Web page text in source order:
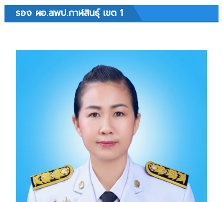
รอง ผอ.สพป.กาฬสินธุ์ เขต 1